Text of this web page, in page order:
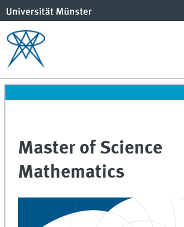
Master of Science
Mathematics